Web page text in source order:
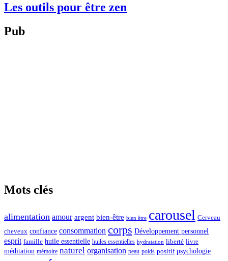
Les outils pour être zen
Pub
Mots clés
alimentation amour argent bien-être bien être carousel Cerveau
cheveux confiance consommation corps Développement personnel
esprit famille huile essentielle huiles essentielles hydratation liberté livre
méditation mémoire naturel organisation peau poids positif psychologie